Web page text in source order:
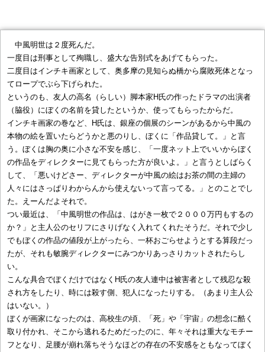
中風明世は２度死んだ。
一度目は刑事として殉職し、盛大な告別式をあげてもらった。
二度目はインチキ画家として、奥多摩の見知らぬ橋から腐敗死体となっ
てロープでぶら下げられた。
というのも、友人の高名（らしい）脚本家H氏の作ったドラマの出演者
（脇役）にぼくの名前を貸したというか、使ってもらったからだ。
インチキ画家の巻など、H氏は、銀座の個展のシーンがあるから中風の
本物の絵を置いたらどうかと悪のりし、ぼくに「作品貸して。」と言
う。ぼくは胸の奥に小さな不安を感じ、「一度ネット上でいいからぼく
の作品をディレクターに見てもらった方が良いよ。」と言うとしばらく
して、「悪いけどさー、ディレクターが中風の絵はお茶の間の主婦の
人々にはさっぱりわからんから使えないって言ってる。」とのことでし
た。えーんだよそれで。
つい最近は、「中風明世の作品は、はがき一枚で２０００万円もするの
か？」と主人公のセリフにさりげなく入れてくれたそうだ。それで少し
でもぼくの作品の値段が上がったら、一杯おごらせようとする算段だっ
たが、それも敏腕ディレクターにみつかりあっさりカットされたらし
い。
こんな具合でぼくだけではなくH氏の友人連中は被害者として残忍な殺
され方をしたり、時には殺す側、犯人になったりする。（あまり主人公
はいない。）
ぼくが画家になったのは、高校生の頃、「死」や「宇宙」の想念に酷く
取り付かれ、そこから逃れるためだったのに、年々それは重大なモチー
フとなり、足腰が崩れ落ちそうなほどの存在の不安感をともなってぼく